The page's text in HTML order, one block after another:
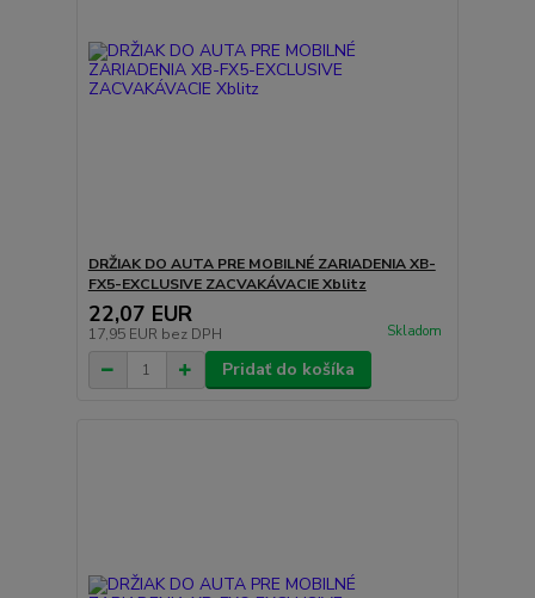
DRŽIAK DO AUTA PRE MOBILNÉ ZARIADENIA XB-
FX5-EXCLUSIVE ZACVAKÁVACIE Xblitz
22,07 EUR
17,95 EUR bez DPH Skladom
Pridať do košíka